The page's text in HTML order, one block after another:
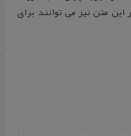
متن نیز می‌ توانند برای